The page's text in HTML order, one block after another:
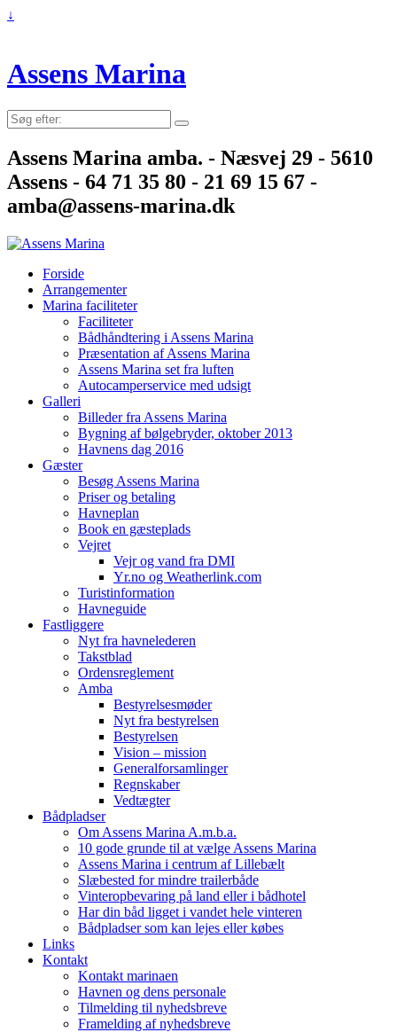
↓
Assens Marina
Søg
efter:
Assens Marina amba. - Næsvej 29 - 5610
Assens - 64 71 35 80 - 21 69 15 67 -
amba@assens-marina.dk
Forside
Arrangementer
Marina faciliteter
Faciliteter
Bådhåndtering i Assens Marina
Præsentation af Assens Marina
Assens Marina set fra luften
Autocamperservice med udsigt
Galleri
Billeder fra Assens Marina
Bygning af bølgebryder, oktober 2013
Havnens dag 2016
Gæster
Besøg Assens Marina
Priser og betaling
Havneplan
Book en gæsteplads
Vejret
Vejr og vand fra DMI
Yr.no og Weatherlink.com
Turistinformation
Havneguide
Fastliggere
Nyt fra havnelederen
Takstblad
Ordensreglement
Amba
Bestyrelsesmøder
Nyt fra bestyrelsen
Bestyrelsen
Vision – mission
Generalforsamlinger
Regnskaber
Vedtægter
Bådpladser
Om Assens Marina A.m.b.a.
10 gode grunde til at vælge Assens Marina
Assens Marina i centrum af Lillebælt
Slæbested for mindre trailerbåde
Vinteropbevaring på land eller i bådhotel
Har din båd ligget i vandet hele vinteren
Bådpladser som kan lejes eller købes
Links
Kontakt
Kontakt marinaen
Havnen og dens personale
Tilmelding til nyhedsbreve
Framelding af nyhedsbreve